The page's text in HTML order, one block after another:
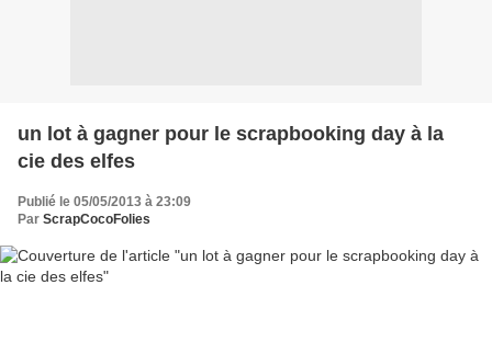
un lot à gagner pour le scrapbooking day à la
cie des elfes
Publié le 05/05/2013 à 23:09
Par ScrapCocoFolies